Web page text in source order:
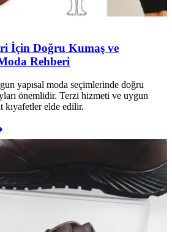
İçin Doğru Kumaş ve
Rehberi
yapısal moda seçimlerinde doğru
önemlidir. Terzi hizmeti ve uygun
kıyafetler elde edilir.